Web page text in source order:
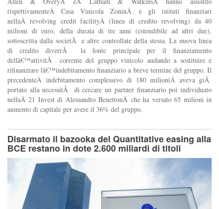
rispettivamenteÂ Casa Vinicola ZoninÂ e gli istituti finanziari
nellaÂ revolving credit facilityÂ (linea di credito revolving) da 40
milioni di euro, della durata di tre anni (estendibile ad altri due),
sottoscritta dalla societÃ e altre controllate della stessa. La nuova linea
di credito diverrÃ la fonte principale per il finanziamento
dellâ€™attivitÃ corrente del gruppo vinicolo andando a sostituire e
rifinanziare lâ€™indebitamento finanziario a breve termine del gruppo. Il
precedenteÂ indebitamento complessivo di 180 milioniÂ aveva giÃ
portato alla necessitÃ di cercare un partner finanziario poi individuato
nellaÂ 21 Invest di Alessandro BenettonÂ che ha versato 65 milioni in
aumento di capitale per avere il 36% del gruppo.
Disarmato il bazooka del Quantitative easing alla
BCE restano in dote 2.600 miliardi di titoli